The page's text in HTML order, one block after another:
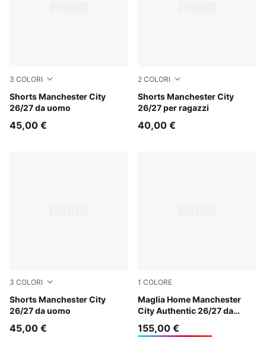
3 COLORI
Shorts Manchester City
26/27 da uomo
PUMA Black-Flaxen
45,00 €
2 COLORI
Shorts Manchester City
26/27 per ragazzi
PUMA Black-Flaxen
40,00 €
3 COLORI
Shorts Manchester City
26/27 da uomo
Flaxen-PUMA Black
45,00 €
1 COLORE
Maglia Home Manchester
City Authentic 26/27 da
Team Light Blue-Icy Blue
155,00 €